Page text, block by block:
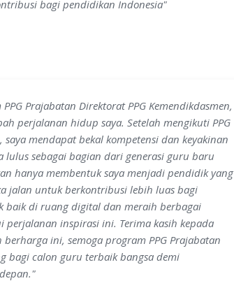
bagi pendidikan Indonesia"
Prajabatan Direktorat PPG Kemendikdasmen,
perjalanan hidup saya. Setelah mengikuti PPG
mendapat bekal kompetensi dan keyakinan
sebagai bagian dari generasi guru baru
hanya membentuk saya menjadi pendidik yang
jalan untuk berkontribusi lebih luas bagi
baik di ruang digital dan meraih berbagai
inspirasi ini. Terima kasih kepada
ini, semoga program PPG Prajabatan
bagi calon guru terbaik bangsa demi